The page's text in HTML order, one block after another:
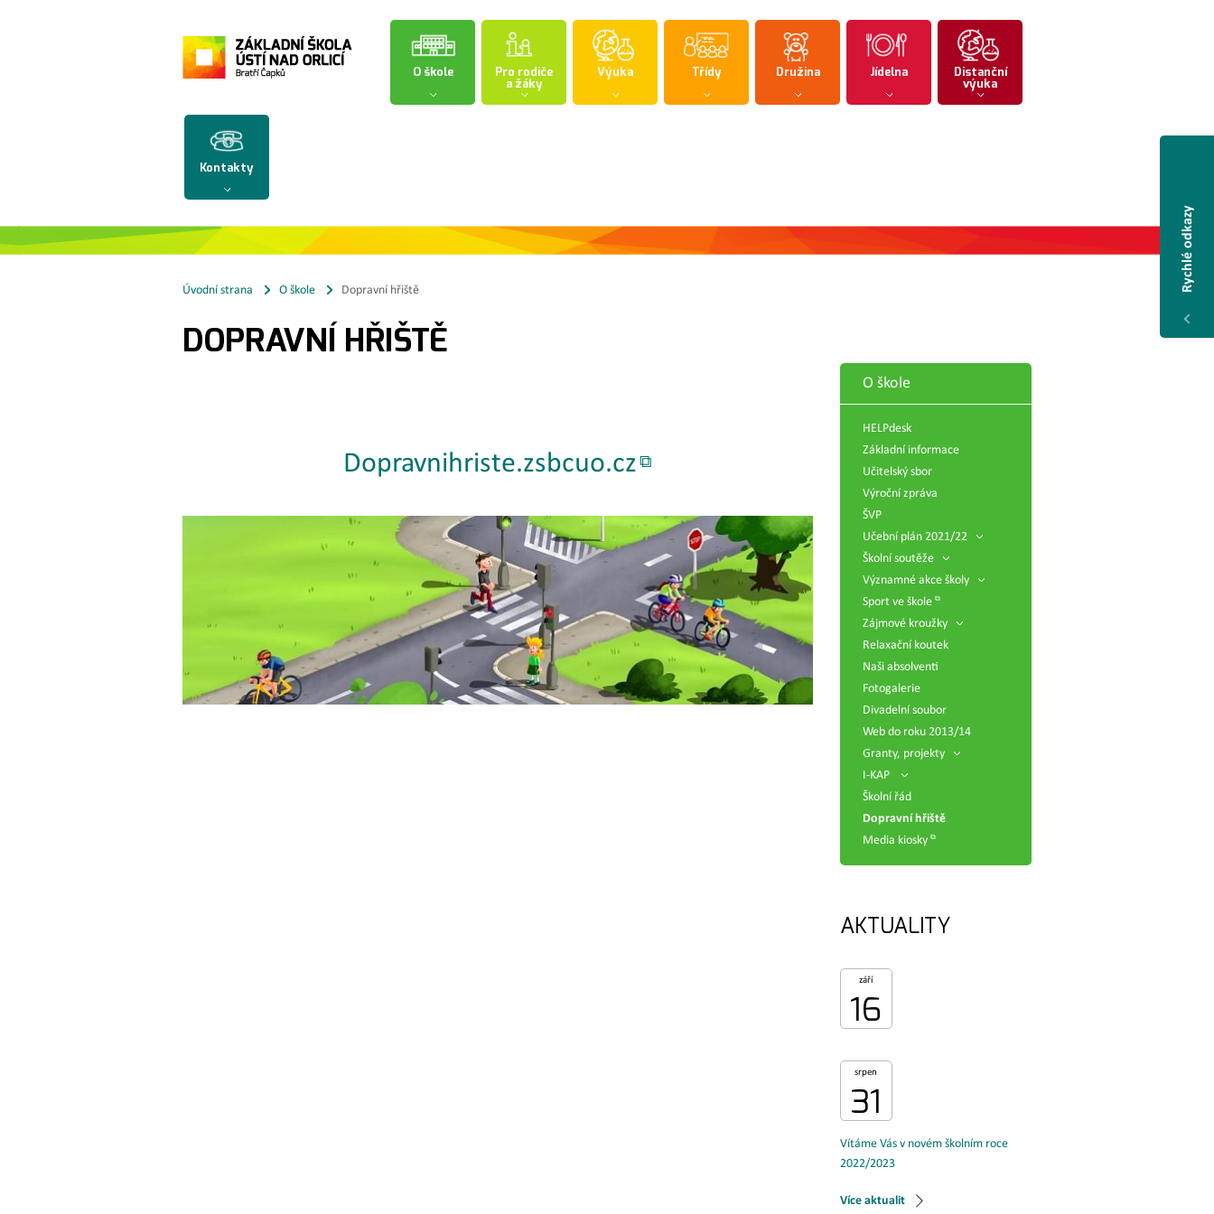
O škole Pro rodiče
a žáky
Výuka Třídy Družina Jídelna Distanční
výuka
Kontakty
Úvodní strana O škole Dopravní hřiště
DOPRAVNÍ HŘIŠTĚ
Dopravnihriste.zsbcuo.cz
O škole
HELPdesk
Základní informace
Učitelský sbor
Výroční zpráva
ŠVP
Učební plán 2021/22
Školní soutěže
Významné akce školy
Sport ve škole
Zájmové kroužky
Relaxační koutek
Naši absolventi
Fotogalerie
Divadelní soubor
Web do roku 2013/14
Granty, projekty
I-KAP
Školní řád
Dopravní hřiště
Media kiosky
AKTUALITY
září
16
srpen
31
Vítáme Vás v novém školním roce
2022/2023
Více aktualit
Rychlé odkazy